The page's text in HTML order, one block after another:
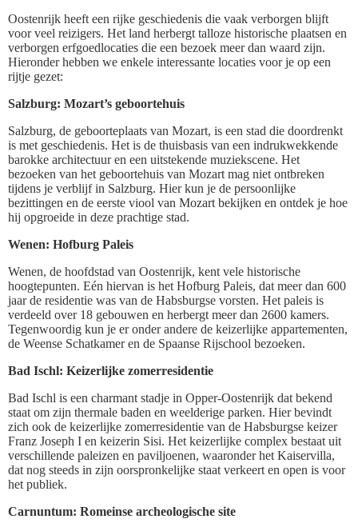
Oostenrijk heeft een rijke geschiedenis die vaak verborgen blijft
voor veel reizigers. Het land herbergt talloze historische plaatsen en
verborgen erfgoedlocaties die een bezoek meer dan waard zijn.
Hieronder hebben we enkele interessante locaties voor je op een
rijtje gezet:
Salzburg: Mozart’s geboortehuis
Salzburg, de geboorteplaats van Mozart, is een stad die doordrenkt
is met geschiedenis. Het is de thuisbasis van een indrukwekkende
barokke architectuur en een uitstekende muziekscene. Het
bezoeken van het geboortehuis van Mozart mag niet ontbreken
tijdens je verblijf in Salzburg. Hier kun je de persoonlijke
bezittingen en de eerste viool van Mozart bekijken en ontdek je hoe
hij opgroeide in deze prachtige stad.
Wenen: Hofburg Paleis
Wenen, de hoofdstad van Oostenrijk, kent vele historische
hoogtepunten. Eén hiervan is het Hofburg Paleis, dat meer dan 600
jaar de residentie was van de Habsburgse vorsten. Het paleis is
verdeeld over 18 gebouwen en herbergt meer dan 2600 kamers.
Tegenwoordig kun je er onder andere de keizerlijke appartementen,
de Weense Schatkamer en de Spaanse Rijschool bezoeken.
Bad Ischl: Keizerlijke zomerresidentie
Bad Ischl is een charmant stadje in Opper-Oostenrijk dat bekend
staat om zijn thermale baden en weelderige parken. Hier bevindt
zich ook de keizerlijke zomerresidentie van de Habsburgse keizer
Franz Joseph I en keizerin Sisi. Het keizerlijke complex bestaat uit
verschillende paleizen en paviljoenen, waaronder het Kaiservilla,
dat nog steeds in zijn oorspronkelijke staat verkeert en open is voor
het publiek.
Carnuntum: Romeinse archeologische site